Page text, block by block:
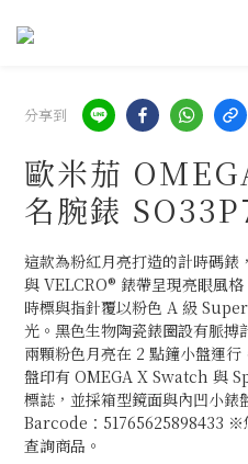
分享到
歐米茄
名腕錶
這款為粉紅月亮打造的計時碼錶
與 VELCRO® 錶帶呈現亮眼風
時標與指針覆以粉色 A 級
光。黑色生物陶瓷錶圈設有脈搏
兩顆粉色月亮在 2 點鐘小盤運
盤印有 OMEGA X Swatch 與
標誌，並採箱型鏡面與內凹小錶
Barcode：51765625898433 ※
查詢商品。